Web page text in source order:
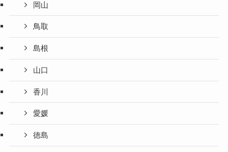
岡山
鳥取
島根
山口
香川
愛媛
徳島